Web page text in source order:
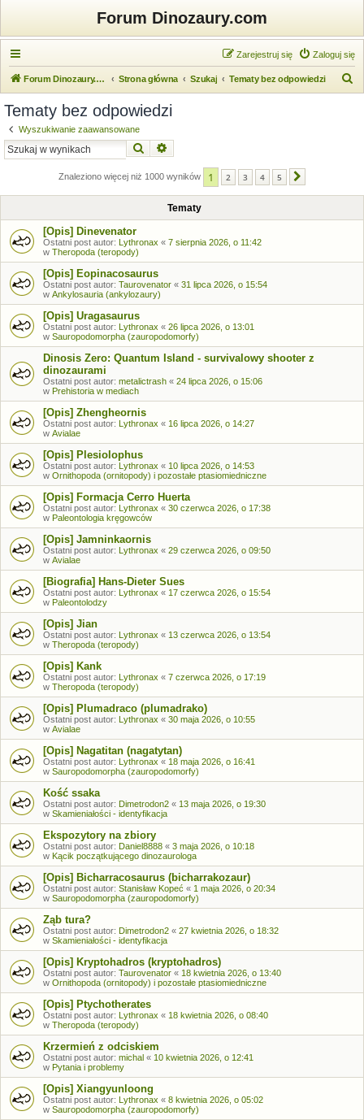
Forum Dinozaury.com
Zaloguj się
Zarejestruj się
Forum Dinozaury.com Strona główna Szukaj Tematy bez odpowiedzi
Tematy bez odpowiedzi
Wyszukiwanie zaawansowane
Szukaj
Znaleziono więcej niż 1000 wyników 1 2 3 4 5
Tematy
[Opis] Dinevenator
Ostatni post autor: Lythronax « 7 sierpnia 2026, o 11:42
w Theropoda (teropody)
[Opis] Eopinacosaurus
Ostatni post autor: Taurovenator « 31 lipca 2026, o 15:54
w Ankylosauria (ankylozaury)
[Opis] Uragasaurus
Ostatni post autor: Lythronax « 26 lipca 2026, o 13:01
w Sauropodomorpha (zauropodomorfy)
Dinosis Zero: Quantum Island - survivalowy shooter z
dinozaurami
Ostatni post autor: metalictrash « 24 lipca 2026, o 15:06
w Prehistoria w mediach
[Opis] Zhengheornis
Ostatni post autor: Lythronax « 16 lipca 2026, o 14:27
w Avialae
[Opis] Plesiolophus
Ostatni post autor: Lythronax « 10 lipca 2026, o 14:53
w Ornithopoda (ornitopody) i pozostałe ptasiomiedniczne
[Opis] Formacja Cerro Huerta
Ostatni post autor: Lythronax « 30 czerwca 2026, o 17:38
w Paleontologia kręgowców
[Opis] Jamninkaornis
Ostatni post autor: Lythronax « 29 czerwca 2026, o 09:50
w Avialae
[Biografia] Hans-Dieter Sues
Ostatni post autor: Lythronax « 17 czerwca 2026, o 15:54
w Paleontolodzy
[Opis] Jian
Ostatni post autor: Lythronax « 13 czerwca 2026, o 13:54
w Theropoda (teropody)
[Opis] Kank
Ostatni post autor: Lythronax « 7 czerwca 2026, o 17:19
w Theropoda (teropody)
[Opis] Plumadraco (plumadrako)
Ostatni post autor: Lythronax « 30 maja 2026, o 10:55
w Avialae
[Opis] Nagatitan (nagatytan)
Ostatni post autor: Lythronax « 18 maja 2026, o 16:41
w Sauropodomorpha (zauropodomorfy)
Kość ssaka
Ostatni post autor: Dimetrodon2 « 13 maja 2026, o 19:30
w Skamieniałości - identyfikacja
Ekspozytory na zbiory
Ostatni post autor: Daniel8888 « 3 maja 2026, o 10:18
w Kącik początkującego dinozaurologa
[Opis] Bicharracosaurus (bicharrakozaur)
Ostatni post autor: Stanisław Kopeć « 1 maja 2026, o 20:34
w Sauropodomorpha (zauropodomorfy)
Ząb tura?
Ostatni post autor: Dimetrodon2 « 27 kwietnia 2026, o 18:32
w Skamieniałości - identyfikacja
[Opis] Kryptohadros (kryptohadros)
Ostatni post autor: Taurovenator « 18 kwietnia 2026, o 13:40
w Ornithopoda (ornitopody) i pozostałe ptasiomiedniczne
[Opis] Ptychotherates
Ostatni post autor: Lythronax « 18 kwietnia 2026, o 08:40
w Theropoda (teropody)
Krzermień z odciskiem
Ostatni post autor: michal « 10 kwietnia 2026, o 12:41
w Pytania i problemy
[Opis] Xiangyunloong
Ostatni post autor: Lythronax « 8 kwietnia 2026, o 05:02
w Sauropodomorpha (zauropodomorfy)